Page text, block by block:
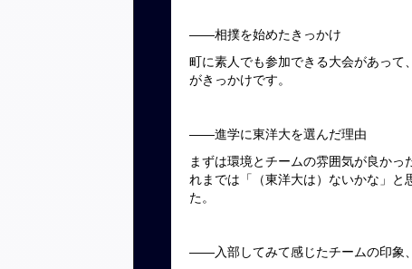
――相撲を始めたきっかけ
町に素人でも参加できる大会があっ
がきっかけです。
――進学に東洋大を選んだ理由
まずは環境とチームの雰囲気が良か
れまでは「（東洋大は）ないかな」
た。
――入部してみて感じたチームの印象